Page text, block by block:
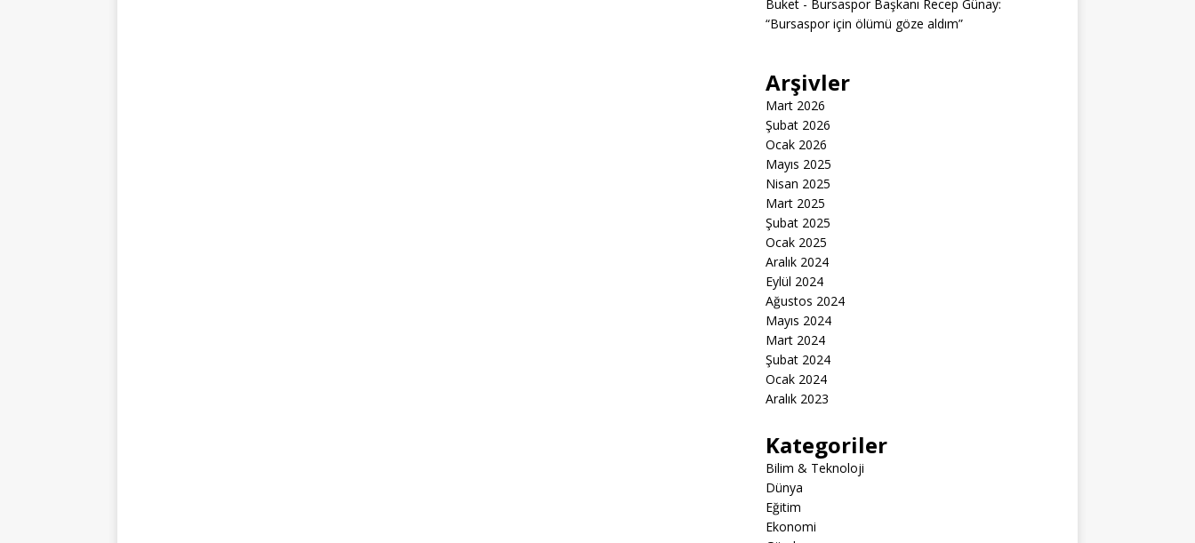
Buket- Bursaspor Başkanı Recep Günay:
“Bursaspor için ölümü göze aldım”
Arşivler
Mart 2026
Şubat 2026
Ocak 2026
Mayıs 2025
Nisan 2025
Mart 2025
Şubat 2025
Ocak 2025
Aralık 2024
Eylül 2024
Ağustos 2024
Mayıs 2024
Mart 2024
Şubat 2024
Ocak 2024
Aralık 2023
Kategoriler
Bilim & Teknoloji
Dünya
Eğitim
Ekonomi